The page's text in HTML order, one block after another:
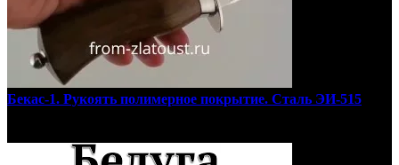
Бекас-1. Рукоять полимерное покрытие. Сталь ЭИ-515